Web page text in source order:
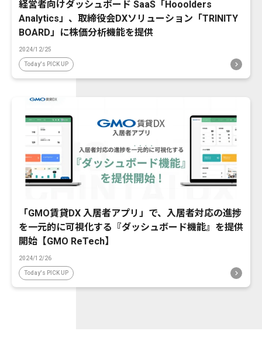
経営者向けダッシュボード SaaS「Hooolders
Analytics」、取締役会DXソリューション「TRINITY
BOARD」に株価分析機能を提供
2024/12/25
Today's PICK UP
「GMO賃貸DX 入居者アプリ」で、入居者対応の進捗
を一元的に可視化する『ダッシュボード機能』を提供
開始【GMO ReTech】
2024/12/26
Today's PICK UP